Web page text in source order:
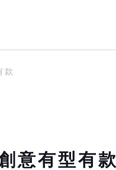
款
意有型有款